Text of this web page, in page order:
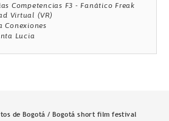
Competencias F3 - Fanático Freak
Virtual (VR)
Conexiones
Lucia
de Bogotá / Bogotá short film festival